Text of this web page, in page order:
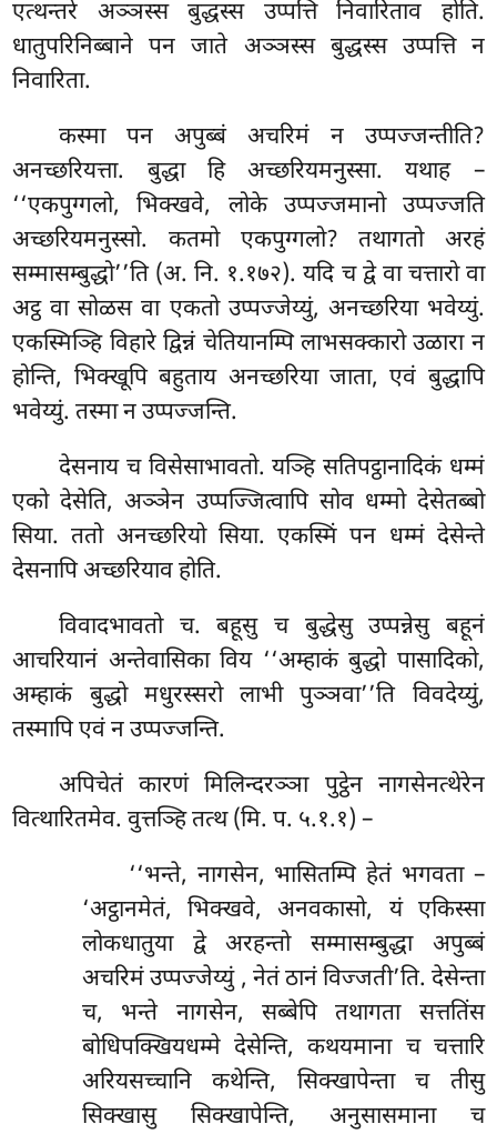
एत्थन्तरे अञ्ञस्स बुद्धस्स उप्पत्ति निवारिताव होति.
धातुपरिनिब्बाने पन जाते अञ्ञस्स बुद्धस्स उप्पत्ति न
निवारिता.
कस्मा पन अपुब्बं अचरिमं न उप्पज्जन्तीति?
अनच्छरियत्ता. बुद्धा हि अच्छरियमनुस्सा. यथाह –
‘‘एकपुग्गलो, भिक्खवे, लोके उप्पज्जमानो उप्पज्जति
अच्छरियमनुस्सो. कतमो एकपुग्गलो? तथागतो अरहं
सम्मासम्बुद्धो’’ति (अ. नि. १.१७२). यदि च द्वे वा चत्तारो वा
अट्ठ वा सोळस वा एकतो उप्पज्जेय्युं, अनच्छरिया भवेय्युं.
एकस्मिञ्हि विहारे द्विन्नं चेतियानम्पि लाभसक्कारो उळारा न
होन्ति, भिक्खूपि बहुताय अनच्छरिया जाता, एवं बुद्धापि
भवेय्युं. तस्मा न उप्पज्जन्ति.
देसनाय च विसेसाभावतो. यञ्हि सतिपट्ठानादिकं धम्मं
एको देसेति, अञ्ञेन उप्पज्जित्वापि सोव धम्मो देसेतब्बो
सिया. ततो अनच्छरियो सिया. एकस्मिं पन धम्मं देसेन्ते
देसनापि अच्छरियाव होति.
विवादभावतो च. बहूसु च बुद्धेसु उप्पन्नेसु बहूनं
आचरियानं अन्तेवासिका विय ‘‘अम्हाकं बुद्धो पासादिको,
अम्हाकं बुद्धो मधुरस्सरो लाभी पुञ्ञवा’’ति विवदेय्युं,
तस्मापि एवं न उप्पज्जन्ति.
अपिचेतं कारणं मिलिन्दरञ्ञा पुट्ठेन नागसेनत्थेरेन
वित्थारितमेव. वुत्तञ्हि तत्थ (मि. प. ५.१.१) –
‘‘भन्ते, नागसेन, भासितम्पि हेतं भगवता –
‘अट्ठानमेतं, भिक्खवे, अनवकासो, यं एकिस्सा
लोकधातुया द्वे अरहन्तो सम्मासम्बुद्धा अपुब्बं
अचरिमं उप्पज्जेय्युं , नेतं ठानं विज्जती’ति. देसेन्ता
च, भन्ते नागसेन, सब्बेपि तथागता सत्ततिंस
बोधिपक्खियधम्मे देसेन्ति, कथयमाना च चत्तारि
अरियसच्चानि कथेन्ति, सिक्खापेन्ता च तीसु
सिक्खासु सिक्खापेन्ति, अनुसासमाना च